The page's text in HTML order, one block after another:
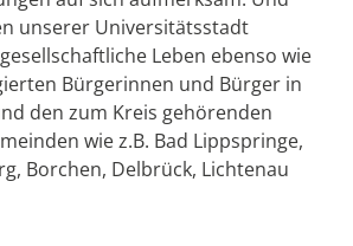
unserer Universitätsstadt
Leben ebenso wie
Bürgerinnen und Bürger in
den zum Kreis gehörenden
wie z.B. Bad Lippspringe,
Borchen, Delbrück, Lichtenau